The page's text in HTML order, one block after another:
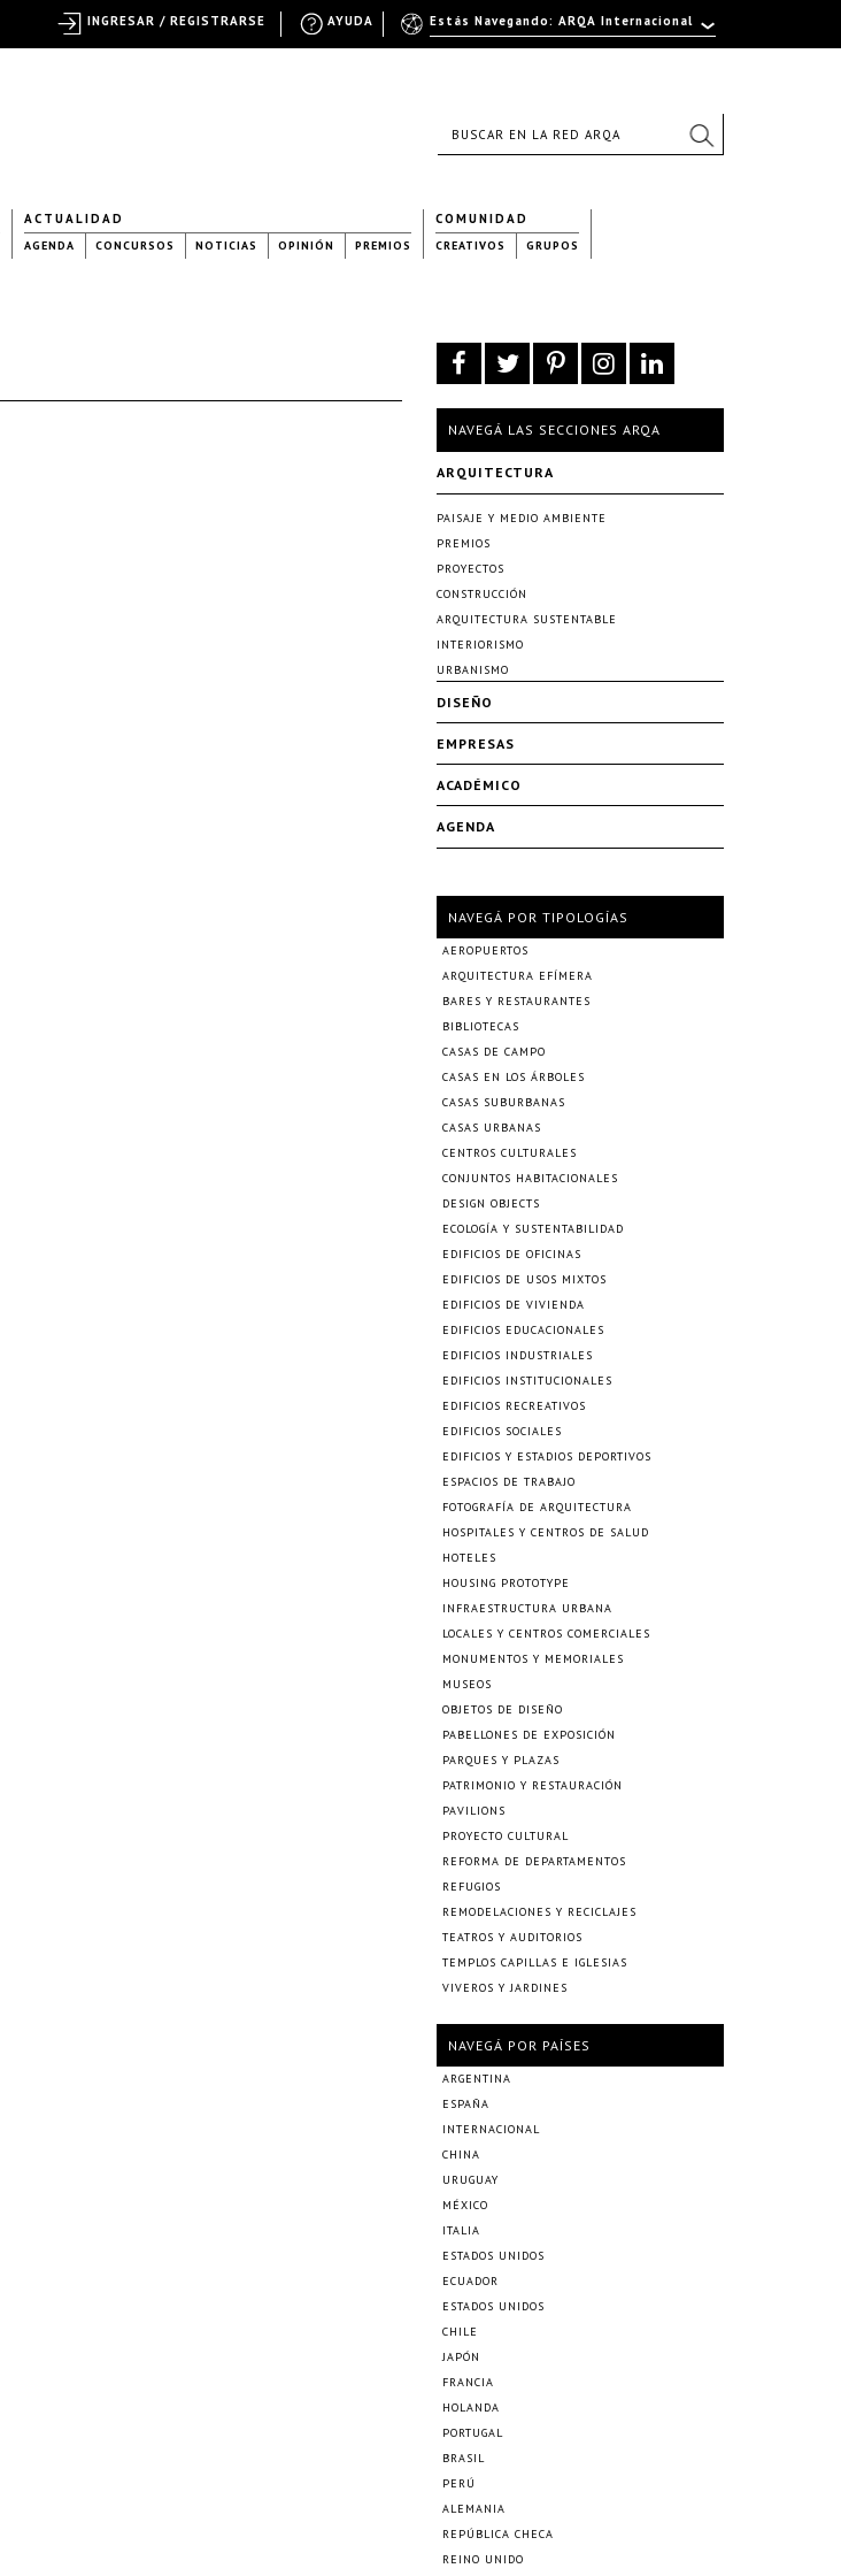
ACTUALIDAD
AGENDA CONCURSOS NOTICIAS OPINIÓN PREMIOS
COMUNIDAD
CREATIVOS GRUPOS
NAVEGÁ LAS SECCIONES ARQA
ARQUITECTURA
PAISAJE Y MEDIO AMBIENTE
PREMIOS
PROYECTOS
CONSTRUCCIÓN
ARQUITECTURA SUSTENTABLE
INTERIORISMO
URBANISMO
DISEÑO
EMPRESAS
ACADÉMICO
AGENDA
NAVEGÁ POR TIPOLOGÍAS
AEROPUERTOS
ARQUITECTURA EFÍMERA
BARES Y RESTAURANTES
BIBLIOTECAS
CASAS DE CAMPO
CASAS EN LOS ÁRBOLES
CASAS SUBURBANAS
CASAS URBANAS
CENTROS CULTURALES
CONJUNTOS HABITACIONALES
DESIGN OBJECTS
ECOLOGÍA Y SUSTENTABILIDAD
EDIFICIOS DE OFICINAS
EDIFICIOS DE USOS MIXTOS
EDIFICIOS DE VIVIENDA
EDIFICIOS EDUCACIONALES
EDIFICIOS INDUSTRIALES
EDIFICIOS INSTITUCIONALES
EDIFICIOS RECREATIVOS
EDIFICIOS SOCIALES
EDIFICIOS Y ESTADIOS DEPORTIVOS
ESPACIOS DE TRABAJO
FOTOGRAFÍA DE ARQUITECTURA
HOSPITALES Y CENTROS DE SALUD
HOTELES
HOUSING PROTOTYPE
INFRAESTRUCTURA URBANA
LOCALES Y CENTROS COMERCIALES
MONUMENTOS Y MEMORIALES
MUSEOS
OBJETOS DE DISEÑO
PABELLONES DE EXPOSICIÓN
PARQUES Y PLAZAS
PATRIMONIO Y RESTAURACIÓN
PAVILIONS
PROYECTO CULTURAL
REFORMA DE DEPARTAMENTOS
REFUGIOS
REMODELACIONES Y RECICLAJES
TEATROS Y AUDITORIOS
TEMPLOS CAPILLAS E IGLESIAS
VIVEROS Y JARDINES
NAVEGÁ POR PAÍSES
ARGENTINA
ESPAÑA
INTERNACIONAL
CHINA
URUGUAY
MÉXICO
ITALIA
ESTADOS UNIDOS
ECUADOR
ESTADOS UNIDOS
CHILE
JAPÓN
FRANCIA
HOLANDA
PORTUGAL
BRASIL
PERÚ
ALEMANIA
REPÚBLICA CHECA
REINO UNIDO
Estás Navegando: ARQA Internacional
AYUDA
INGRESAR / REGISTRARSE